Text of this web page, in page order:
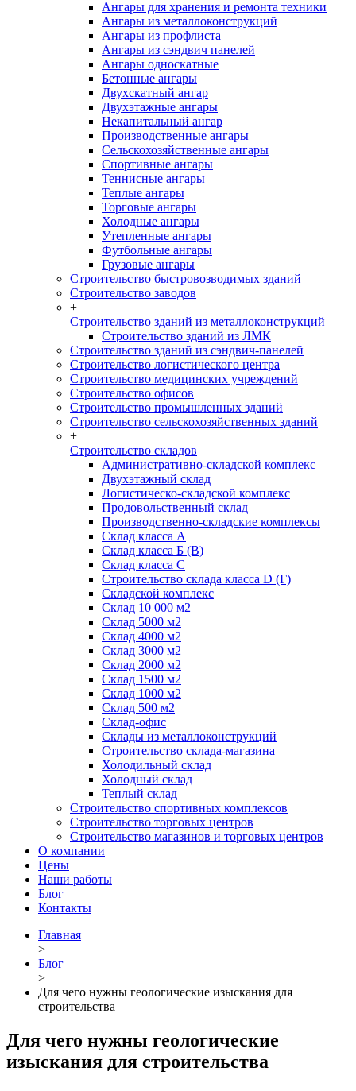
Ангары для хранения и ремонта техники
Ангары из металлоконструкций
Ангары из профлиста
Ангары из сэндвич панелей
Ангары односкатные
Бетонные ангары
Двухскатный ангар
Двухэтажные ангары
Некапитальный ангар
Производственные ангары
Сельскохозяйственные ангары
Спортивные ангары
Теннисные ангары
Теплые ангары
Торговые ангары
Холодные ангары
Утепленные ангары
Футбольные ангары
Грузовые ангары
Строительство быстровозводимых зданий
Строительство заводов
+
Строительство зданий из металлоконструкций
Строительство зданий из ЛМК
Строительство зданий из сэндвич-панелей
Строительство логистического центра
Строительство медицинских учреждений
Строительство офисов
Строительство промышленных зданий
Строительство сельскохозяйственных зданий
+
Строительство складов
Административно-складской комплекс
Двухэтажный склад
Логистическо-складской комплекс
Продовольственный склад
Производственно-складские комплексы
Склад класса А
Склад класса Б (B)
Склад класса С
Строительство склада класса D (Г)
Складской комплекс
Склад 10 000 м2
Склад 5000 м2
Склад 4000 м2
Склад 3000 м2
Склад 2000 м2
Склад 1500 м2
Склад 1000 м2
Склад 500 м2
Склад-офис
Склады из металлоконструкций
Строительство склада-магазина
Холодильный склад
Холодный склад
Теплый склад
Строительство спортивных комплексов
Строительство торговых центров
Строительство магазинов и торговых центров
О компании
Цены
Наши работы
Блог
Контакты
Главная
>
Блог
>
Для чего нужны геологические изыскания для
строительства
Для чего нужны геологические
изыскания для строительства